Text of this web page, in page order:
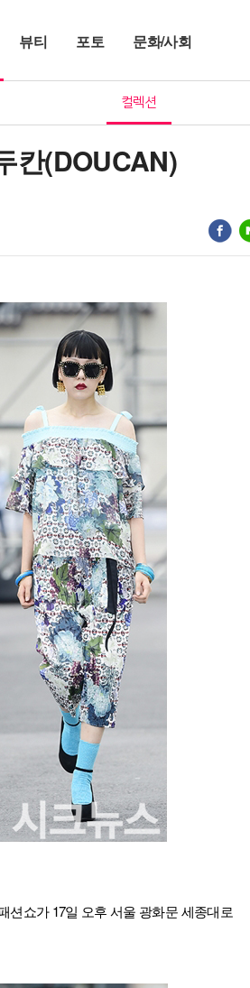
컬렉션
뷰티 포토 문화/사회
칸(DOUCAN)
션쇼가 17일 오후 서울 광화문 세종대로